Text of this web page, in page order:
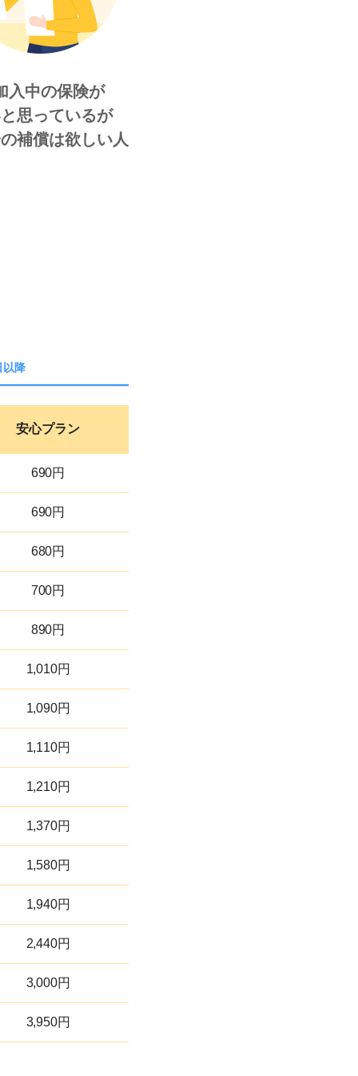
入中の保険が
思っているが
補償は欲しい人
以降
安心プラン
690円
690円
680円
700円
890円
1,010円
1,090円
1,110円
1,210円
1,370円
1,580円
1,940円
2,440円
3,000円
3,950円